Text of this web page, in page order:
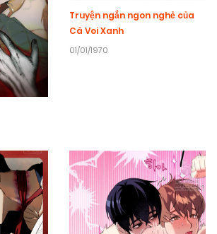
Truyện ngắn ngon nghẻ của
Cá Voi Xanh
01/01/1970